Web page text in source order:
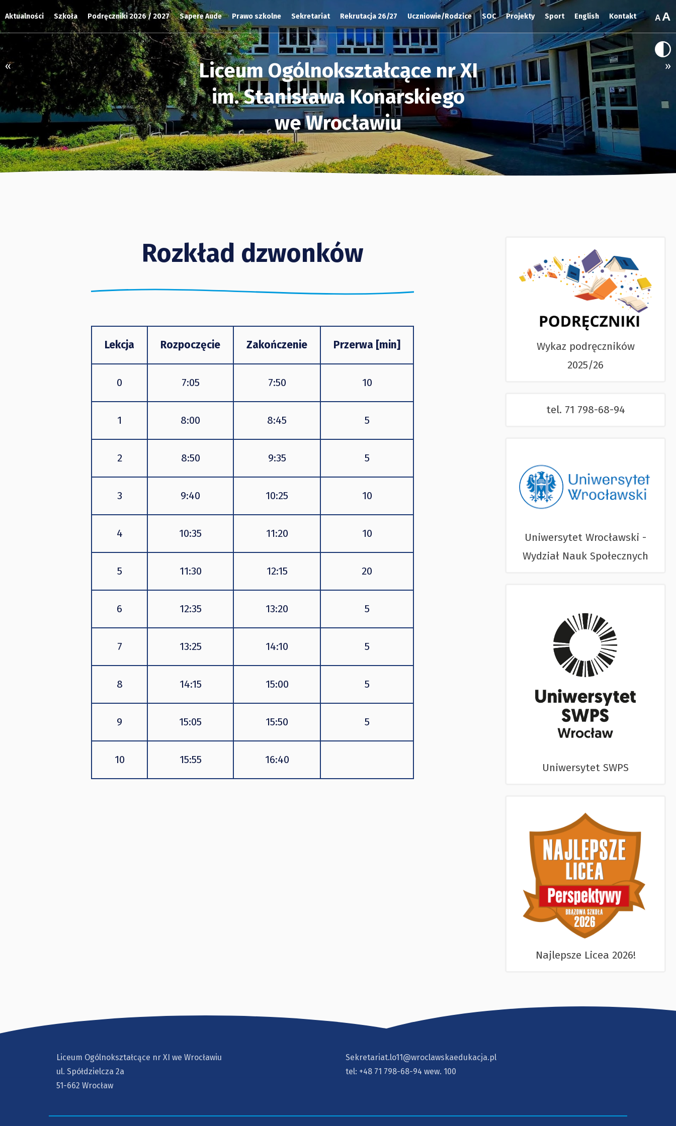
Liceum Ogólnokształcące nr XI
im. Stanisława Konarskiego
we Wrocławiu
« »
Aktualności Szkoła Podręczniki 2026 / 2027 Sapere Aude Prawo szkolne Sekretariat Rekrutacja 26/27 Uczniowie/Rodzice SOC Projekty Sport English Kontakt
Rozkład dzwonków
Lekcja Rozpoczęcie Zakończenie Przerwa [min]
0 7:05 7:50 10
1 8:00 8:45 5
2 8:50 9:35 5
3 9:40 10:25 10
4 10:35 11:20 10
5 11:30 12:15 20
6 12:35 13:20 5
7 13:25 14:10 5
8 14:15 15:00 5
9 15:05 15:50 5
10 15:55 16:40
Wykaz podręczników
2025/26
tel. 71 798-68-94
Uniwersytet Wrocławski -
Wydział Nauk Społecznych
Uniwersytet SWPS
Najlepsze Licea 2026!
Liceum Ogólnokształcące nr XI we Wrocławiu
ul. Spółdzielcza 2a
51-662 Wrocław
Sekretariat.lo11@wroclawskaedukacja.pl
tel: +48 71 798-68-94 wew. 100